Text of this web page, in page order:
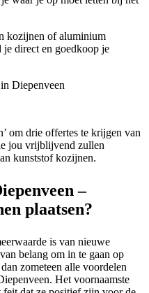
kozijnen of aluminium
direct en goedkoop je
Diepenveen
om drie offertes te krijgen van
jou vrijblijvend zullen
kunststof kozijnen.
–
plaatsen?
is van nieuwe
belang om in te gaan op
zometeen alle voordelen
Het voornaamste